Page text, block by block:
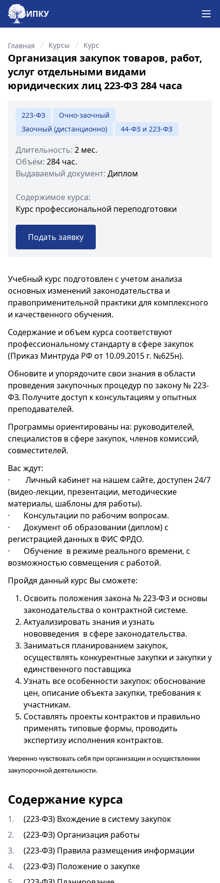
ИПКУ
Главная Курсы Курс
Организация закупок товаров, работ,
услуг отдельными видами
юридических лиц 223-ФЗ 284 часа
223-ФЗ
Очно-заочный
Заочный (дистанционно)
44-ФЗ и 223-ФЗ
Длительность: 2 мес.
Объём: 284 час.
Выдаваемый документ: Диплом
Содержимое курса:
Курс профессиональной переподготовки
Подать заявку
Учебный курс подготовлен с учетом анализа
основных изменений законодательства и
правоприменительной практики для комплексного
и качественного обучения.
Содержание и объем курса соответствуют
профессиональному стандарту в сфере закупок
(Приказ Минтруда РФ от 10.09.2015 г. №625н).
Обновите и упорядочите свои знания в области
проведения закупочных процедур по закону № 223-
ФЗ. Получите доступ к консультациям у опытных
преподавателей.
Программы ориентированы на: руководителей,
специалистов в сфере закупок, членов комиссий,
совместителей.
Вас ждут:
·
Личный кабинет на нашем сайте, доступен 24/7
(видео-лекции, презентации, методические
материалы, шаблоны для работы).
·
Консультации по рабочим вопросам.
·
Документ об образовании (диплом) с
регистрацией данных в ФИС ФРДО.
·
Обучение в режиме реального времени, с
возможностью совмещения с работой.
Пройдя данный курс Вы сможете:
Освоить положения закона № 223-ФЗ и основы
законодательства о контрактной системе.
Актуализировать знания и узнать
нововведения в сфере законодательства.
Заниматься планированием закупок,
осуществлять конкурентные закупки и закупки у
единственного поставщика
Узнать все особенности закупок: обоснование
цен, описание объекта закупки, требования к
участникам.
Составлять проекты контрактов и правильно
применять типовые формы, проводить
экспертизу исполнения контрактов.
Уверенно чувствовать себя при организации и осуществлении
закупорочной деятельности.
Содержание курса
1.
(223-ФЗ) Вхождение в систему закупок
2.
(223-ФЗ) Организация работы
3.
(223-ФЗ) Правила размещения информации
4.
(223-ФЗ) Положение о закупке